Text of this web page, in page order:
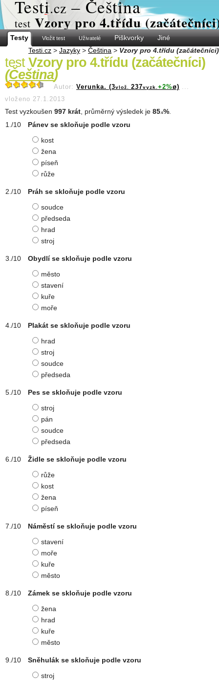
Testi.cz – Čeština
test Vzory pro 4.třídu
Testy Vložit test Uživatelé Piškvorky
Jiné
Testi.cz > Jazyky > Čeština > Vzory pro 4.třídu (začátečníci)
test Vzory pro 4.třídu (začátečníci)
(Čeština)
Autor: Verunka. (3vlož. 237vyzk. +2%ø) ...
vloženo 27.1.2013
Test vyzkoušen 997 krát , průměrný výsledek je 85 .6%
Pánev se skloňuje podle vzoru
kost
žena
píseň
růže
Práh se skloňuje podle vzoru
soudce
předseda
hrad
stroj
Obydlí se skloňuje podle vzoru
město
stavení
kuře
moře
Plakát se skloňuje podle vzoru
hrad
stroj
soudce
předseda
Pes se skloňuje podle vzoru
stroj
pán
soudce
předseda
Židle se skloňuje podle vzoru
růže
kost
žena
píseň
Náměstí se skloňuje podle vzoru
stavení
moře
kuře
město
Zámek se skloňuje podle vzoru
žena
hrad
kuře
město
Sněhulák se skloňuje podle vzoru
stroj